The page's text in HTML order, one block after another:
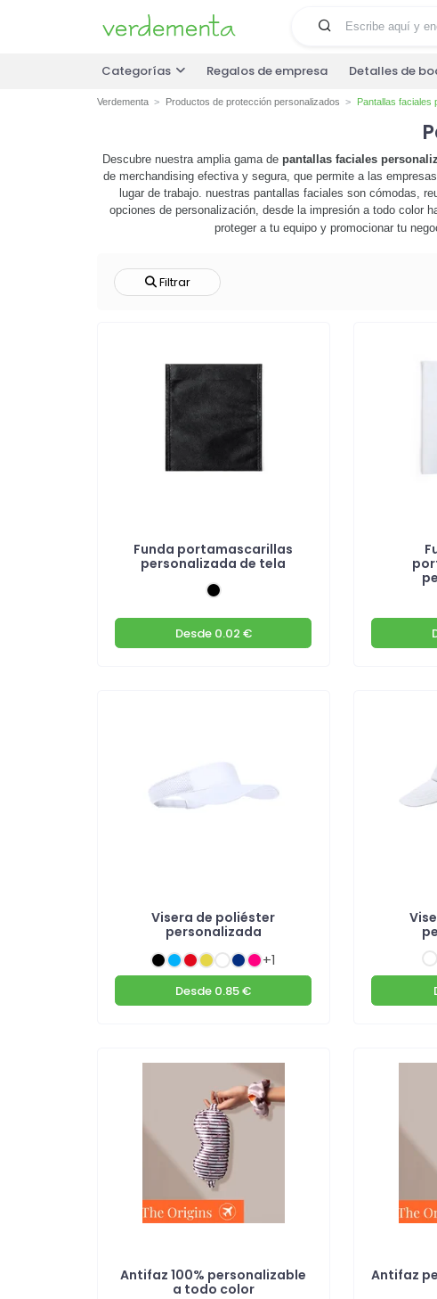
Categorías Regalos de empresa Detalles de
Verdementa Productos de protección personalizados Pantallas faciales
Descubre nuestra amplia gama de pantallas faciales
de merchandising efectiva y segura, que permite a las
lugar de trabajo. nuestras pantallas faciales son cómodas,
opciones de personalización, desde la impresión a todo color
proteger a tu equipo y promocionar tu
Filtrar
Funda portamascarillas
personalizada de tela
Desde0.02 €
Visera de poliéster
personalizada
+1
Desde 0.85 €
Antifaz 100% personalizable
a todo color
Antifaz